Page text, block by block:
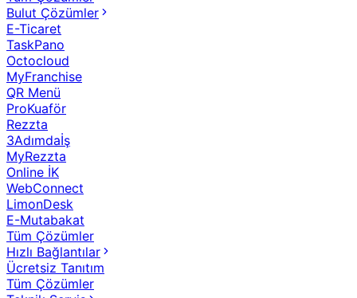
Bulut Çözümler
E-Ticaret
TaskPano
Octocloud
MyFranchise
QR Menü
ProKuaför
Rezzta
3Adımdaİş
MyRezzta
Online İK
WebConnect
LimonDesk
E-Mutabakat
Tüm Çözümler
Hızlı Bağlantılar
Ücretsiz Tanıtım
Tüm Çözümler